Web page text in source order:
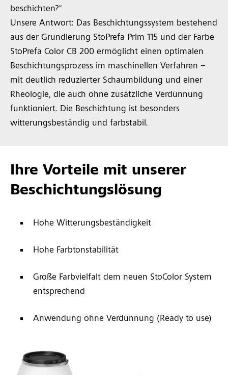
beschichten?“
Unsere Antwort: Das Beschichtungssystem bestehend
aus der Grundierung StoPrefa Prim 115 und der Farbe
StoPrefa Color CB 200 ermöglicht einen optimalen
Beschichtungsprozess im maschinellen Verfahren –
mit deutlich reduzierter Schaumbildung und einer
Rheologie, die auch ohne zusätzliche Verdünnung
funktioniert. Die Beschichtung ist besonders
witterungsbeständig und farbstabil.
Ihre Vorteile mit unserer
Beschichtungslösung
Hohe Witterungsbeständigkeit
Hohe Farbtonstabilität
Große Farbvielfalt dem neuen StoColor System
entsprechend
Anwendung ohne Verdünnung (Ready to use)